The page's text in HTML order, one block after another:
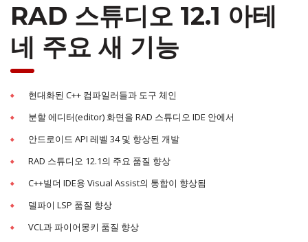
RAD 스튜디오 12.1 아테
네 주요 새 기능
현대화된 C++ 컴파일러들과 도구 체인
분할 에디터(editor) 화면을 RAD 스튜디오 IDE 안에서
안드로이드 API 레벨 34 및 향상된 개발
RAD 스튜디오 12.1의 주요 품질 향상
C++빌더 IDE용 Visual Assist의 통합이 향상됨
델파이 LSP 품질 향상
VCL과 파이어몽키 품질 향상